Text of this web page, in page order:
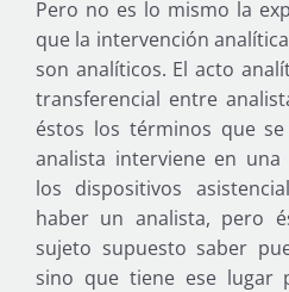
Pero no es lo mismo la
que la intervención
son analíticos. El acto
transferencial entre
éstos los términos que
analista interviene en
los dispositivos
haber un analista, pero
sujeto supuesto saber
sino que tiene ese lugar